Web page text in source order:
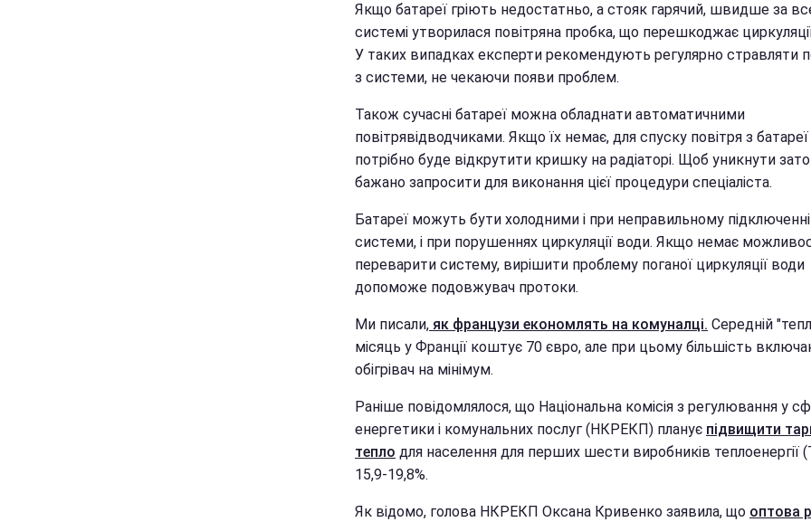
Якщо батареї гріють недостатньо, а стояк гарячий, швидше за
системі утворилася повітряна пробка, що перешкоджає
У таких випадках експерти рекомендують регулярно стравляти
з системи, не чекаючи появи проблем.
Також сучасні батареї можна обладнати автоматичними
повітрявідводчиками. Якщо їх немає, для спуску повітря з батареї
потрібно буде відкрутити кришку на радіаторі. Щоб уникнути
бажано запросити для виконання цієї процедури спеціаліста.
Батареї можуть бути холодними і при неправильному
системи, і при порушеннях циркуляції води. Якщо немає
переварити систему, вирішити проблему поганої циркуляції води
допоможе подовжувач протоки.
Ми писали, як французи економлять на комуналці. Середній
місяць у Франції коштує 70 євро, але при цьому більшість
обігрівач на мінімум.
Раніше повідомлялося, що Національна комісія з регулювання у
енергетики і комунальних послуг (НКРЕКП) планує підвищити
тепло для населення для перших шести виробників теплоенергії
15,9-19,8%.
Як відомо, голова НКРЕКП Оксана Кривенко заявила, що оптова